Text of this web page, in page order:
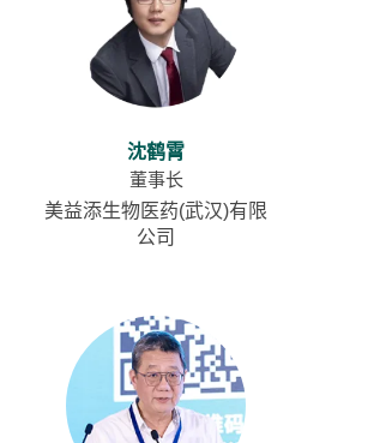
沈鹤霄
董事长
美益添生物医药(武汉)有限
公司